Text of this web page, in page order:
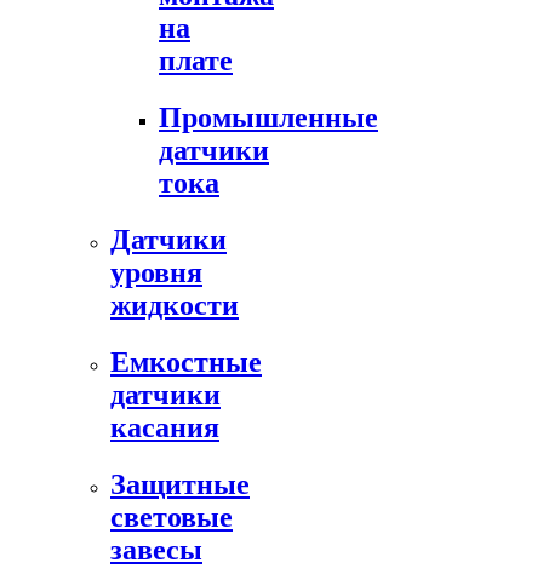
на
плате
Промышленные
датчики
тока
Датчики
уровня
жидкости
Емкостные
датчики
касания
Защитные
световые
завесы